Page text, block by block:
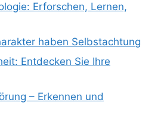
Erforschen, Lernen,
haben Selbstachtung
Entdecken Sie Ihre
– Erkennen und